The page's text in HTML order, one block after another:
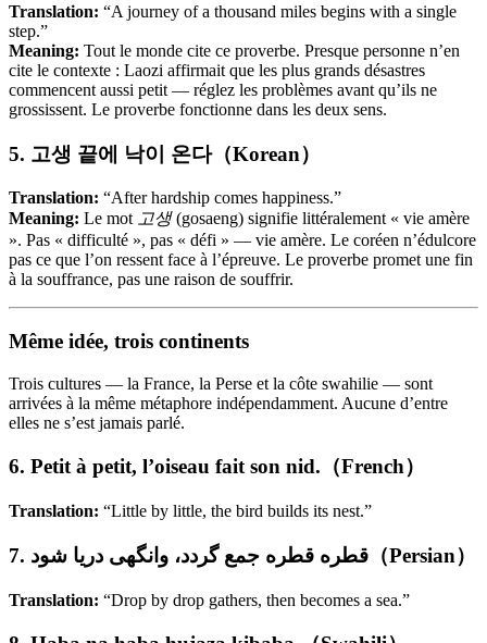
Translation: “A journey of a thousand miles begins with a single
step.”
Meaning: Tout le monde cite ce proverbe. Presque personne n’en
cite le contexte : Laozi affirmait que les plus grands désastres
commencent aussi petit — réglez les problèmes avant qu’ils ne
grossissent. Le proverbe fonctionne dans les deux sens.
5. 고생 끝에 낙이 온다（Korean）
Translation: “After hardship comes happiness.”
Meaning: Le mot 고생(gosaeng) signifie littéralement « vie amère
». Pas « difficulté », pas « défi » — vie amère. Le coréen n’édulcore
pas ce que l’on ressent face à l’épreuve. Le proverbe promet une fin
à la souffrance, pas une raison de souffrir.
Même idée, trois continents
Trois cultures — la France, la Perse et la côte swahilie — sont
arrivées à la même métaphore indépendamment. Aucune d’entre
elles ne s’est jamais parlé.
6. Petit à petit, l’oiseau fait son nid.（French）
Translation: “Little by little, the bird builds its nest.”
7. قطره قطره جمع گردد، وانگهی دریا شود（Persian）
Translation: “Drop by drop gathers, then becomes a sea.”